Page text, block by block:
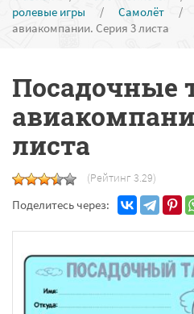
ролевые игры
/ Самолёт /
авиакомпании. Серия 3 листа
Посадочные
листа
(Рейтинг 3.29)
Поделитесь через: